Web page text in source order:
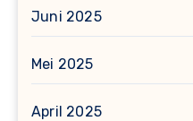
Juni 2025
Mei 2025
April 2025